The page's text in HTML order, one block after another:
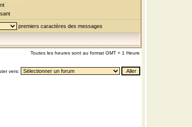
premiers caractères des messages
Toutes les heures sont au format GMT + 1 Heure
vers: